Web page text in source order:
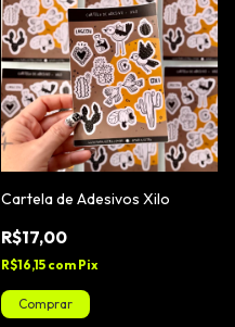
Cartela de Adesivos Xilo
R$17,00
R$16,15 com Pix